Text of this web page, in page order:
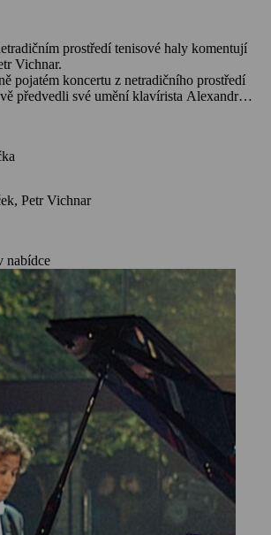
prostředí tenisové haly komentují
Vichnar.
pojatém koncertu z netradičního prostředí
předvedli své umění klavírista Alexandr
k laureátům mezinárodních festivalů a k
Petr Vichnar.
Herci: Václav Hudeček, Petr Vichnar
nabídce